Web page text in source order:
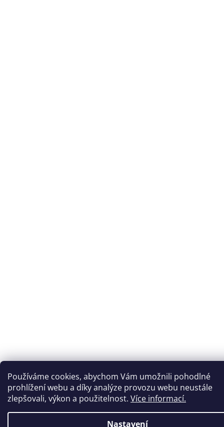
Používáme cookies, abychom Vám umožnili pohodlné
prohlížení webu a díky analýze provozu webu neustále
zlepšovali, výkon a použitelnost. Více informací.
Nastavení